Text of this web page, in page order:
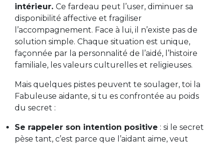
intérieur. Ce fardeau peut l’user, diminuer sa
disponibilité affective et fragiliser
l’accompagnement. Face à lui, il n’existe pas de
solution simple. Chaque situation est unique,
façonnée par la personnalité de l’aidé, l’histoire
familiale, les valeurs culturelles et religieuses.
Mais quelques pistes peuvent te soulager, toi la
Fabuleuse aidante, si tu es confrontée au poids
du secret :
Se rappeler son intention positive : si le secret
pèse tant, c’est parce que l’aidant aime, veut